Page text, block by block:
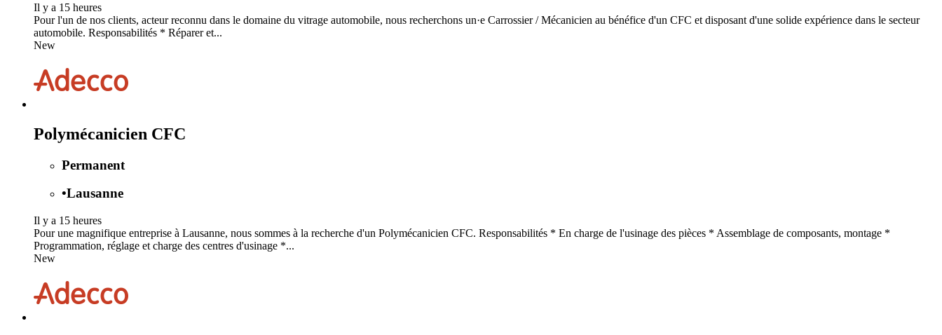
Il y a 15 heures
Pour l'un de nos clients, acteur reconnu dans le domaine du vitrage automobile, nous recherchons un·e Carrossier / Mécanicien au bénéfice d'un CFC et disposant d'une solide expérience dans le secteur
automobile. Responsabilités * Réparer et...
New
Polymécanicien CFC
Permanent
•Lausanne
Il y a 15 heures
Pour une magnifique entreprise à Lausanne, nous sommes à la recherche d'un Polymécanicien CFC. Responsabilités * En charge de l'usinage des pièces * Assemblage de composants, montage *
Programmation, réglage et charge des centres d'usinage *...
New